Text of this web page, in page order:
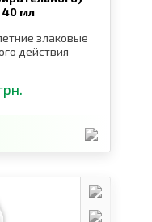
40 мл
злаковые
действия